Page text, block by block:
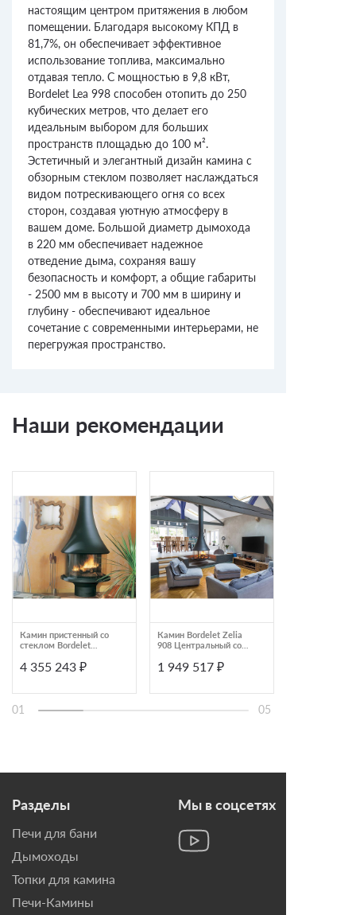
настоящим центром притяжения в любом
помещении. Благодаря высокому КПД в
81,7%, он обеспечивает эффективное
использование топлива, максимально
отдавая тепло. С мощностью в 9,8 кВт,
Bordelet Lea 998 способен отопить до 250
кубических метров, что делает его
идеальным выбором для больших
пространств площадью до 100 м².
Эстетичный и элегантный дизайн камина с
обзорным стеклом позволяет наслаждаться
видом потрескивающего огня со всех
сторон, создавая уютную атмосферу в
вашем доме. Большой диаметр дымохода
в 220 мм обеспечивает надежное
отведение дыма, сохраняя вашу
безопасность и комфорт, а общие габариты
- 2500 мм в высоту и 700 мм в ширину и
глубину - обеспечивают идеальное
сочетание с современными интерьерами, не
перегружая пространство.
Наши рекомендации
Камин пристенный со
стеклом Bordelet
4 355 243 ₽
Камин Bordelet Zelia
908 Центральный со
1 949 517 ₽
01 05
Разделы
Печи для бани
Дымоходы
Топки для камина
Печи-Камины
Мы в соцсетях